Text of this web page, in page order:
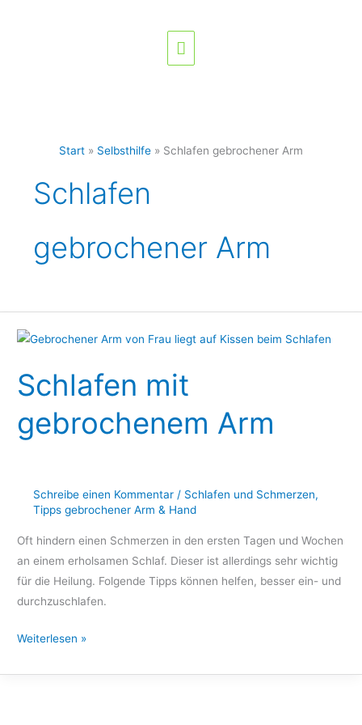
Start Selbsthilfe Schlafen gebrochener Arm
Schlafen
gebrochener Arm
Schlafen mit
gebrochenem Arm
Schreibe einen Kommentar / Schlafen und Schmerzen,
Tipps gebrochener Arm & Hand
Oft hindern einen Schmerzen in den ersten Tagen und Wochen
an einem erholsamen Schlaf. Dieser ist allerdings sehr wichtig
für die Heilung. Folgende Tipps können helfen, besser ein- und
durchzuschlafen.
Schlafen
gebrochenem
Arm
Weiterlesen »